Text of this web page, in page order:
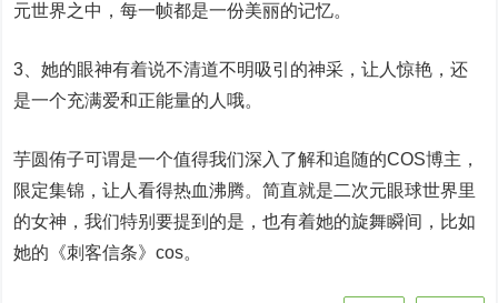
元世界之中，每一帧都是一份美丽的记忆。
3、她的眼神有着说不清道不明吸引的神采，让人惊艳，还
是一个充满爱和正能量的人哦。
芋圆侑子可谓是一个值得我们深入了解和追随的COS博主，
限定集锦，让人看得热血沸腾。简直就是二次元眼球世界里
的女神，我们特别要提到的是，也有着她的旋舞瞬间，比如
她的《刺客信条》cos。